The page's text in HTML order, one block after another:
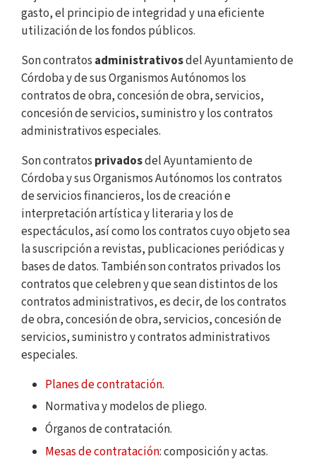
gasto, el principio de integridad y una eficiente
utilización de los fondos públicos.
Son contratos administrativosdel Ayuntamiento de
Córdoba y de sus Organismos Autónomos los
contratos de obra, concesión de obra, servicios,
concesión de servicios, suministro y los contratos
administrativos especiales.
Son contratos privadosdel Ayuntamiento de
Córdoba y sus Organismos Autónomos los contratos
de servicios financieros, los de creación e
interpretación artística y literaria y los de
espectáculos, así como los contratos cuyo objeto sea
la suscripción a revistas, publicaciones periódicas y
bases de datos. También son contratos privados los
contratos que celebren y que sean distintos de los
contratos administrativos, es decir, de los contratos
de obra, concesión de obra, servicios, concesión de
servicios, suministro y contratos administrativos
especiales.
Planes de contratación.
Normativa y modelos de pliego.
Órganos de contratación.
Mesas de contratación: composición y actas.